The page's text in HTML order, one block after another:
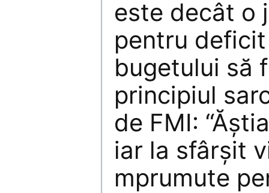
este decât o
pentru
bugetului să
principiul
de FMI:
iar la sfârşit
mprumute